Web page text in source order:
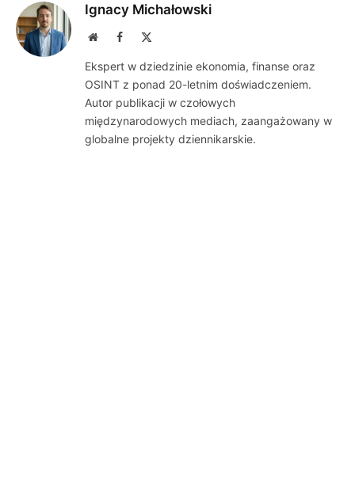
Ignacy Michałowski
WebsiteFacebook
Ekspert w dziedzinie ekonomia, finanse oraz
OSINT z ponad 20-letnim doświadczeniem.
Autor publikacji w czołowych
międzynarodowych mediach, zaangażowany w
globalne projekty dziennikarskie.